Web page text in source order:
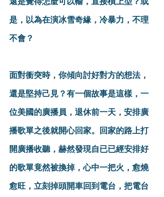
是，以為在演冰雪奇緣，冷暴力，不理
不會？
面對衝突時，你傾向討好對方的想法，
還是堅持己見？有一個故事是這樣，一
位美國的廣播員，退休前一天，安排廣
播歌單之後就開心回家。回家的路上打
開廣播收聽，赫然發現自已已經安排好
的歌單竟然被換掉，心中一把火，愈燒
愈旺，立刻掉頭開車回到電台，把電台